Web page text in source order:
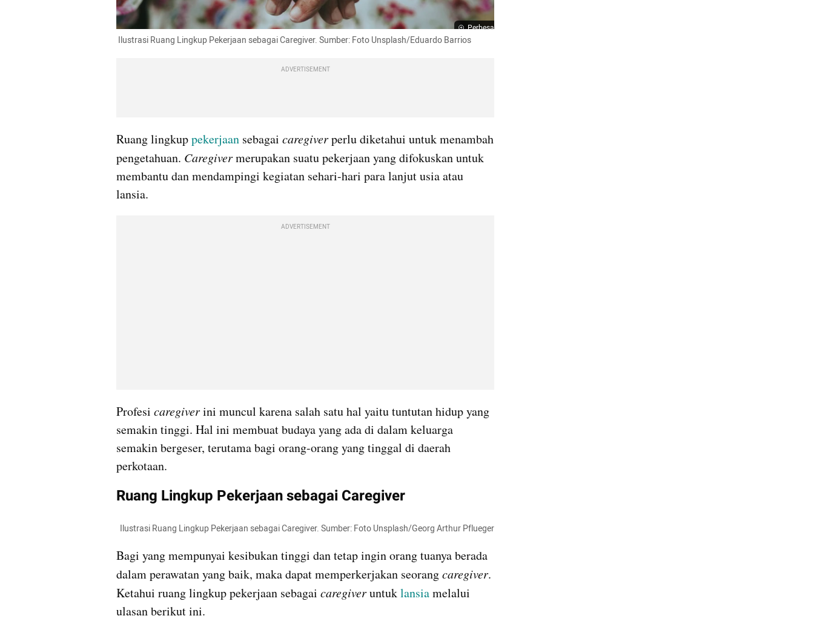
Perbesar
Ilustrasi Ruang Lingkup Pekerjaan sebagai Caregiver. Sumber: Foto Unsplash/Eduardo Barrios
ADVERTISEMENT
Ruang lingkup pekerjaan sebagai caregiver perlu diketahui untuk menambah
pengetahuan. Caregiver merupakan suatu pekerjaan yang difokuskan untuk
membantu dan mendampingi kegiatan sehari-hari para lanjut usia atau
lansia.
ADVERTISEMENT
Profesi caregiver ini muncul karena salah satu hal yaitu tuntutan hidup yang
semakin tinggi. Hal ini membuat budaya yang ada di dalam keluarga
semakin bergeser, terutama bagi orang-orang yang tinggal di daerah
perkotaan.
Ruang Lingkup Pekerjaan sebagai Caregiver
  Ilustrasi Ruang Lingkup Pekerjaan sebagai Caregiver. Sumber: Foto Unsplash/Georg Arthur Pflueger
Bagi yang mempunyai kesibukan tinggi dan tetap ingin orang tuanya berada
dalam perawatan yang baik, maka dapat memperkerjakan seorang caregiver.
Ketahui ruang lingkup pekerjaan sebagai caregiver untuk lansia melalui
ulasan berikut ini.